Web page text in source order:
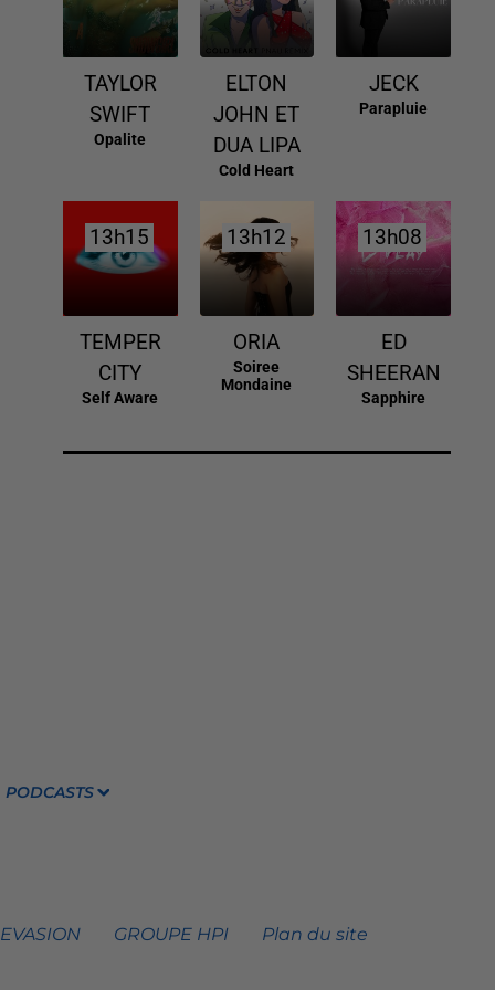
TAYLOR
SWIFT
Opalite
ELTON
JOHN ET
DUA LIPA
Cold Heart
JECK
Parapluie
13h15
13h15
TEMPER
CITY
Self Aware
13h12
13h12
ORIA
Soiree
Mondaine
13h08
13h08
ED
SHEERAN
Sapphire
PODCASTS
GROUPE HPI Plan du site